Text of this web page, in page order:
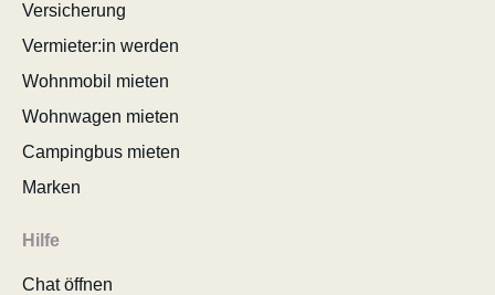
Versicherung
Vermieter:in werden
Wohnmobil mieten
Wohnwagen mieten
Campingbus mieten
Marken
Hilfe
Chat öffnen